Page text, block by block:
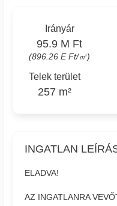
Irányár
95.9 M Ft
(896.26 E Ft/㎡)
Telek terület
257 m²
INGATLAN
ELADVA!
AZ INGATLANRA